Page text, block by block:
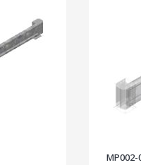
MP002-